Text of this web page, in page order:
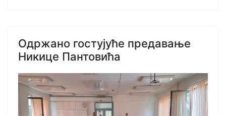
Одржано гостујуће предавање
Никице Пантовића